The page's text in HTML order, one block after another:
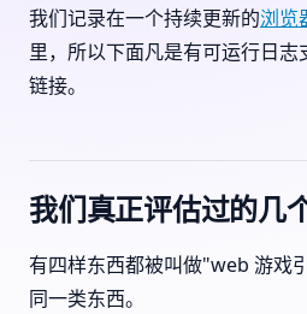
我们记录在一个持续更新的浏览
里，所以下面凡是有可运行日
链接。
我们真正评估过的几
有四样东西都被叫做"web 游戏
同一类东西。